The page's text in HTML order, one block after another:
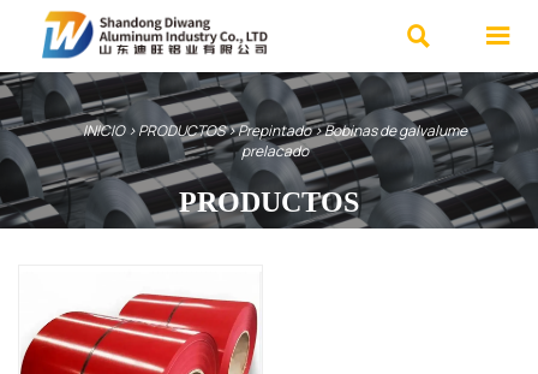
 
INICIO>PRODUCTOS>Prepintado>Bobinas de galvalume
prelacado
PRODUCTOS
productos de acero de alta calidad y
ofrecemos servicios personalizados.